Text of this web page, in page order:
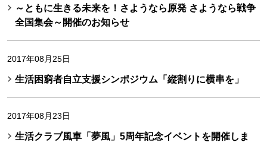
～ともに生きる未来を！さようなら原発 さようなら戦争
全国集会～開催のお知らせ
2017年08月25日
生活困窮者自立支援シンポジウム「縦割りに横串を」
2017年08月23日
生活クラブ風車「夢風」5周年記念イベントを開催しま